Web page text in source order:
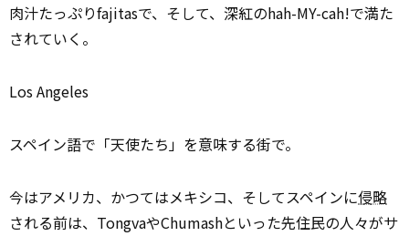
肉汁たっぷりfajitasで、そして、深紅のhah-MY-cah!で満た
されていく。
Los Angeles
スペイン語で「天使たち」を意味する街で。
今はアメリカ、かつてはメキシコ、そしてスペインに侵略
される前は、TongvaやChumashといった先住民の人々がサ